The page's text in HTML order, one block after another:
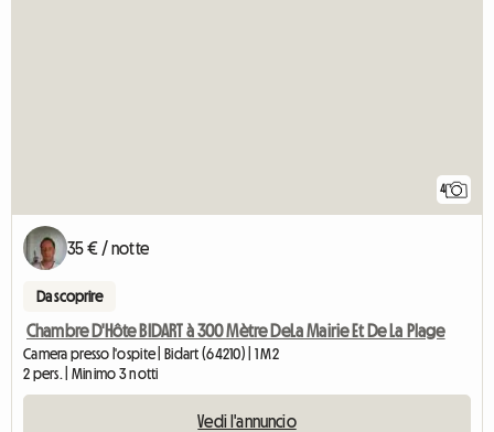
4
35 € / notte
Da scoprire
Chambre D'Hôte BIDART à 300 Mètre DeLa Mairie Et De La Plage
Camera presso l'ospite | Bidart (64210) | 1 M2
2 pers. | Minimo 3 notti
Vedi l'annuncio